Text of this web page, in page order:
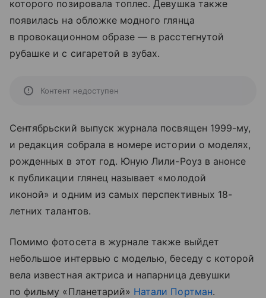
которого позировала топлес. Девушка также
появилась на обложке модного глянца
в провокационном образе — в расстегнутой
рубашке и с сигаретой в зубах.
Контент недоступен
Сентябрьский выпуск журнала посвящен 1999-му,
и редакция собрала в номере истории о моделях,
рожденных в этот год. Юную Лили-Роуз в анонсе
к публикации глянец называет «молодой
иконой» и одним из самых перспективных 18-
летних талантов.
Помимо фотосета в журнале также выйдет
небольшое интервью с моделью, беседу с которой
вела известная актриса и напарница девушки
по фильму «Планетарий» Натали Портман.